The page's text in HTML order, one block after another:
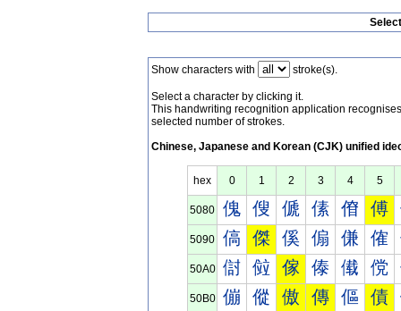
Show characters with stroke(s).
Select a character by clicking it.
This handwriting recognition application
selected number of strokes.
Chinese, Japanese and Korean (CJK) unified
hex 0 1 2 3 4 5
5080 傀 傁 傂 傃 傄 傅
5090 傐 傑 傒 傓 傔 傕
50A0 傠 傡 傢 傣 傤 傥
50B0 傰 傱 傲 傳 傴 債